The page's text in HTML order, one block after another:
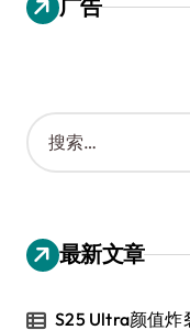
广告
搜
索
：
最新文章
S25 Ultra颜值炸